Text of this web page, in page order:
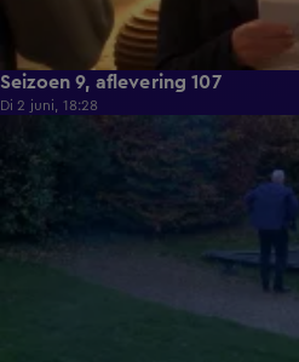
Seizoen 9, aflevering 107
Di 2 juni, 18:28